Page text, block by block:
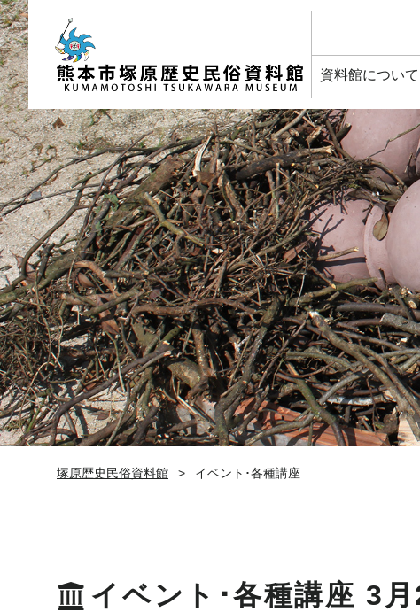
資料館について
塚原歴史民俗資料館 イベント･各種講座
イベント･各種講座 3